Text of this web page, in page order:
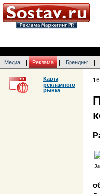
Медиа Реклама Брендинг
Карта
рекламного
рынка